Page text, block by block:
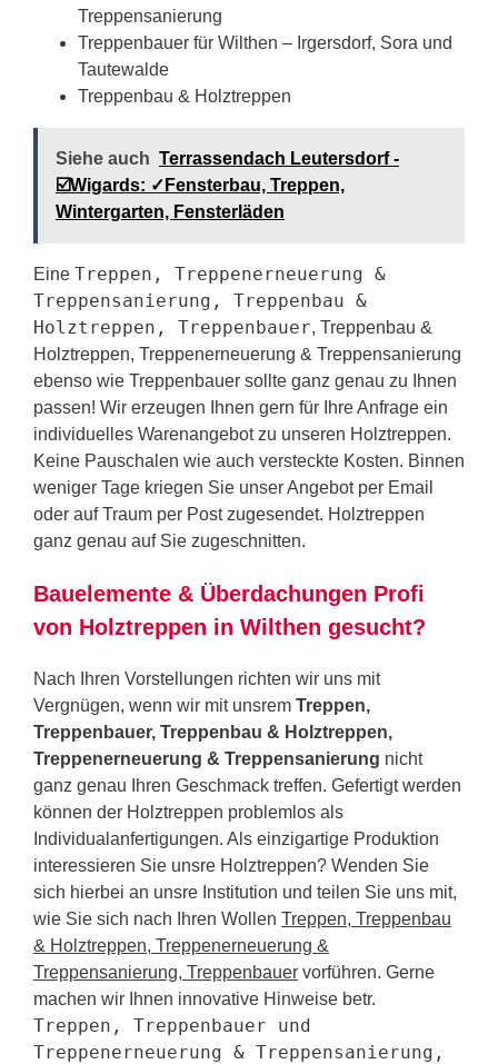
Treppensanierung
Treppenbauer für Wilthen – Irgersdorf, Sora und
Tautewalde
Treppenbau & Holztreppen
Siehe auch Terrassendach Leutersdorf -
☑️Wigards: ✓Fensterbau, Treppen,
Wintergarten, Fensterläden
Eine Treppen, Treppenerneuerung &
Treppensanierung, Treppenbau &
Holztreppen, Treppenbauer, Treppenbau &
Holztreppen, Treppenerneuerung & Treppensanierung
ebenso wie Treppenbauer sollte ganz genau zu Ihnen
passen! Wir erzeugen Ihnen gern für Ihre Anfrage ein
individuelles Warenangebot zu unseren Holztreppen.
Keine Pauschalen wie auch versteckte Kosten. Binnen
weniger Tage kriegen Sie unser Angebot per Email
oder auf Traum per Post zugesendet. Holztreppen
ganz genau auf Sie zugeschnitten.
Bauelemente & Überdachungen Profi
von Holztreppen in Wilthen gesucht?
Nach Ihren Vorstellungen richten wir uns mit
Vergnügen, wenn wir mit unsrem Treppen,
Treppenbauer, Treppenbau & Holztreppen,
Treppenerneuerung & Treppensanierung nicht
ganz genau Ihren Geschmack treffen. Gefertigt werden
können der Holztreppen problemlos als
Individualanfertigungen. Als einzigartige Produktion
interessieren Sie unsre Holztreppen? Wenden Sie
sich hierbei an unsre Institution und teilen Sie uns mit,
wie Sie sich nach Ihren Wollen Treppen, Treppenbau
& Holztreppen, Treppenerneuerung &
Treppensanierung, Treppenbauer vorführen. Gerne
machen wir Ihnen innovative Hinweise betr.
Treppen, Treppenbauer und
Treppenerneuerung & Treppensanierung,